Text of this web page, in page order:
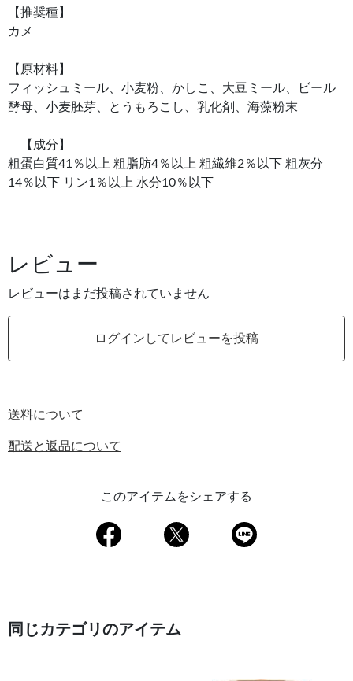
【推奨種】
カメ
【原材料】
フィッシュミール、小麦粉、かしこ、大豆ミール、ビール
酵母、小麦胚芽、とうもろこし、乳化剤、海藻粉末
【成分】
粗蛋白質41％以上 粗脂肪4％以上 粗繊維2％以下 粗灰分
14％以下 リン1％以上 水分10％以下
レビュー
レビューはまだ投稿されていません
ログインしてレビューを投稿
送料について
配送と返品について
このアイテムをシェアする
同じカテゴリのアイテム